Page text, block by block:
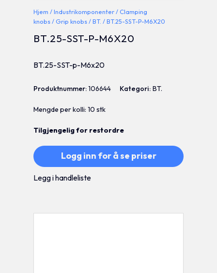
Hjem /Industrikomponenter/Clamping
knobs/Grip knobs/BT. / BT.25-SST-P-M6X20
BT.25-SST-P-M6X20
BT.25-SST-p-M6x20
Produktnummer:106644 Kategori:BT.
Mengde per kolli: 10 stk
Tilgjengelig for restordre
Logg inn for å se priser
Legg i handleliste